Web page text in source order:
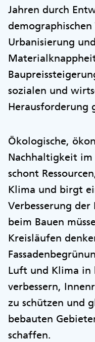
Jahren durch
Urbanisierung
sozialen und
Herausforderung
Ökologische,
Nachhaltigkeit im
schont
Klima und birgt
Verbesserung
beim Bauen
Kreisläufen
Luft und Klima in
verbessern,
zu schützen und
bebauten
schaffen.